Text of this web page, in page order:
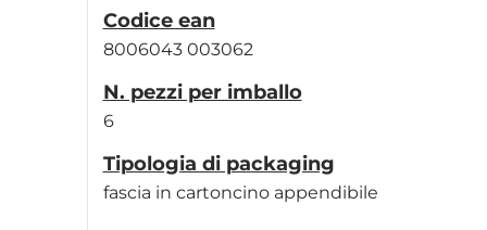
Codice ean
8006043 003062
N. pezzi per imballo
6
Tipologia di packaging
fascia in cartoncino appendibile